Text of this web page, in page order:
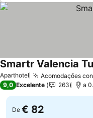
Aparthotel Acomodações
Smartr Valencia
9,0 Excelente 263 a
De € 82